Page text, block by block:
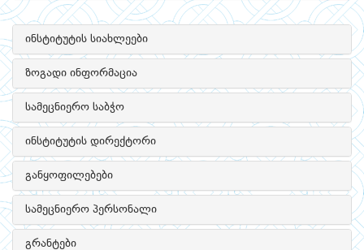
ინსტიტუტის სიახლეები
ზოგადი ინფორმაცია
სამეცნიერო საბჭო
ინსტიტუტის დირექტორი
განყოფილებები
სამეცნიერო პერსონალი
გრანტები